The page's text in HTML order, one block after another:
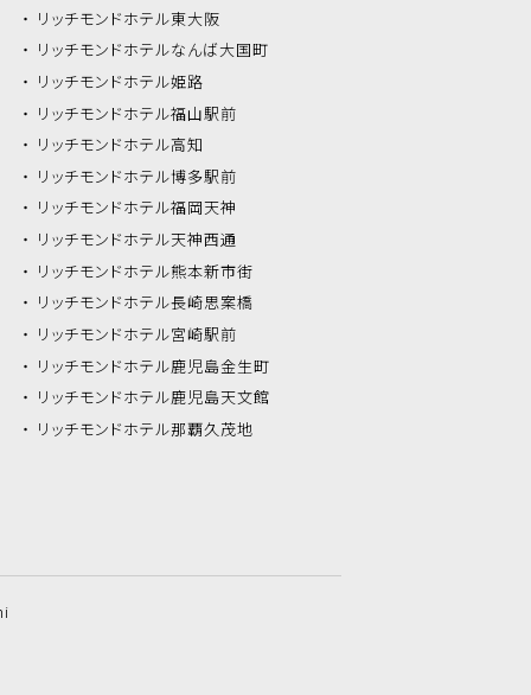
リッチモンドホテル東大阪
リッチモンドホテルなんば大国町
リッチモンドホテル姫路
リッチモンドホテル福山駅前
リッチモンドホテル高知
リッチモンドホテル博多駅前
リッチモンドホテル福岡天神
リッチモンドホテル天神西通
リッチモンドホテル熊本新市街
リッチモンドホテル長崎思案橋
リッチモンドホテル宮崎駅前
リッチモンドホテル鹿児島金生町
リッチモンドホテル鹿児島天文館
リッチモンドホテル那覇久茂地